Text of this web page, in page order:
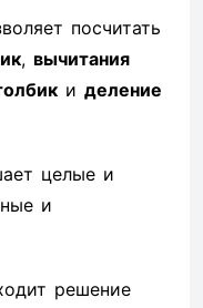
посчитать
, вычитания
и деление
целые и
и
решение